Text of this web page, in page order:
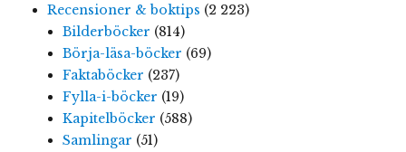
Recensioner & boktips (2 223)
Bilderböcker (814)
Börja-läsa-böcker (69)
Faktaböcker (237)
Fylla-i-böcker (19)
Kapitelböcker (588)
Samlingar (51)